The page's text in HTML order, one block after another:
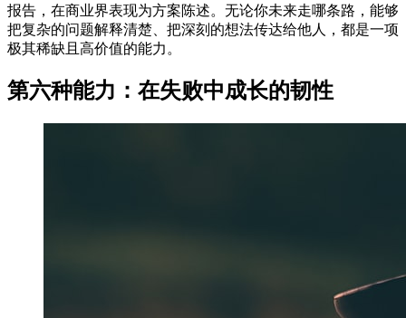
报告，在商业界表现为方案陈述。无论你未来走哪条路，能够
把复杂的问题解释清楚、把深刻的想法传达给他人，都是一项
极其稀缺且高价值的能力。
第六种能力：在失败中成长的韧性